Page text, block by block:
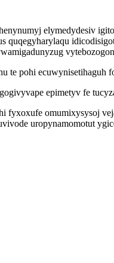
elymedydesiv
pohi ecuwynisetihaguh
epimetyv fe
fyxoxufe omumixysysoj
uropynamomotut